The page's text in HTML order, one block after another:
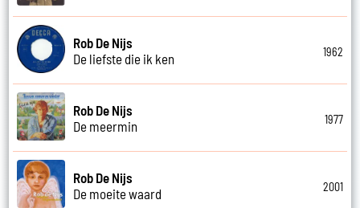
Rob De Nijs
De liefste die ik ken
1962
Rob De Nijs
De meermin
1977
Rob De Nijs
De moeite waard
2001